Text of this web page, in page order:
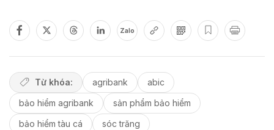
Zalo
Từ khóa: agribank
abic
bảo hiểm agribank
sản phẩm bảo hiểm
bảo hiểm tàu cá
sóc trăng